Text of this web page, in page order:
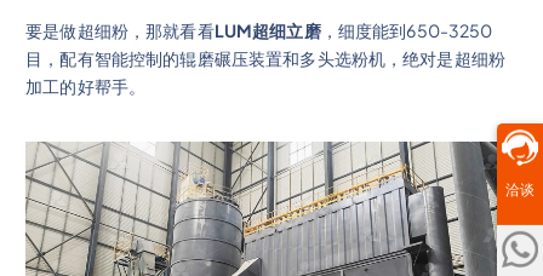
要是做超细粉，那就看看LUM超细立磨，细度能到650-3250
目，配有智能控制的辊磨碾压装置和多头选粉机，绝对是超细粉
加工的好帮手。
洽谈